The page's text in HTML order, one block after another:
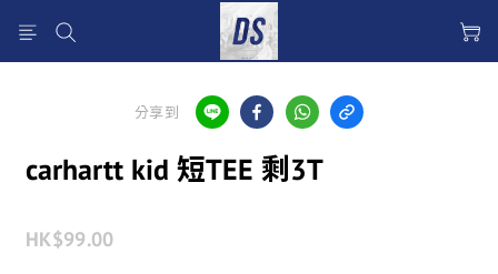
分享到
carhartt kid 短TEE 剩3T
HK$99.00